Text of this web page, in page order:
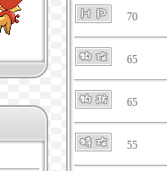
70
65
65
55